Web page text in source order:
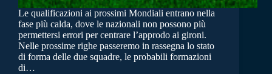
Le qualificazioni ai prossimi Mondiali entrano nella
fase più calda, dove le nazionali non possono più
permettersi errori per centrare l’approdo ai gironi.
Nelle prossime righe passeremo in rassegna lo stato
di forma delle due squadre, le probabili formazioni
di…